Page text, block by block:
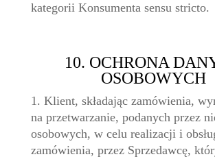
kategorii Konsumenta sensu stricto.
10. OCHRONA
OSOBOWYCH
1. Klient, składając zamówienia,
na przetwarzanie, podanych przez
osobowych, w celu realizacji i
zamówienia, przez Sprzedawcę,